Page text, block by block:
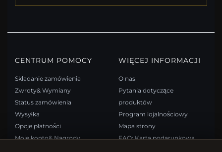
CENTRUM POMOCY
Składanie zamówienia
Zwroty& Wymiany
Status zamówienia
Wysyłka
Opcje płatności
Moje konto& Nagrody
WIĘCEJ INFORMACJI
O nas
Pytania dotyczące
produktów
Program lojalnościowy
Mapa strony
FAQ: Karta podarunkowa